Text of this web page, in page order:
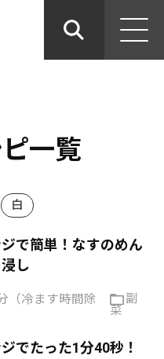
ピ一覧
白
ジで簡単！なすのめん
し
（冷ます時間除
副
菜
ジでたった1分40秒！